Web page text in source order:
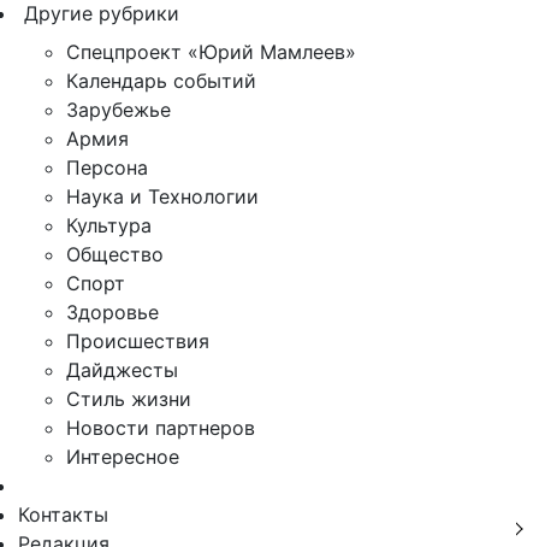
Другие рубрики
Спецпроект «Юрий Мамлеев»
Календарь событий
Зарубежье
Армия
Персона
Наука и Технологии
Культура
Общество
Спорт
Здоровье
Происшествия
Дайджесты
Стиль жизни
Новости партнеров
Интересное
Контакты